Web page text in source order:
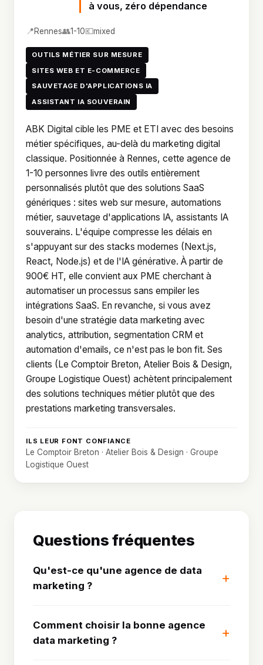
à vous, zéro dépendance
📍Rennes👥1-10💶mixed
OUTILS MÉTIER SUR MESURE
SITES WEB ET E-COMMERCE
SAUVETAGE D'APPLICATIONS IA
ASSISTANT IA SOUVERAIN
ABK Digital cible les PME et ETI avec des besoins
métier spécifiques, au-delà du marketing digital
classique. Positionnée à Rennes, cette agence de
1-10 personnes livre des outils entièrement
personnalisés plutôt que des solutions SaaS
génériques : sites web sur mesure, automations
métier, sauvetage d'applications IA, assistants IA
souverains. L'équipe compresse les délais en
s'appuyant sur des stacks modernes (Next.js,
React, Node.js) et de l'IA générative. À partir de
900€ HT, elle convient aux PME cherchant à
automatiser un processus sans empiler les
intégrations SaaS. En revanche, si vous avez
besoin d'une stratégie data marketing avec
analytics, attribution, segmentation CRM et
automation d'emails, ce n'est pas le bon fit. Ses
clients (Le Comptoir Breton, Atelier Bois & Design,
Groupe Logistique Ouest) achètent principalement
des solutions techniques métier plutôt que des
prestations marketing transversales.
ILS LEUR FONT CONFIANCE
Le Comptoir Breton · Atelier Bois & Design · Groupe
Logistique Ouest
Questions fréquentes
Qu'est-ce qu'une agence de data
marketing ?
Comment choisir la bonne agence
data marketing ?